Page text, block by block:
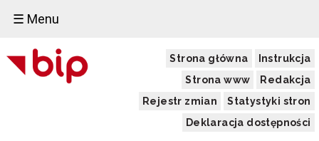
☰ Menu
Strona główna
Instrukcja
Strona www
Redakcja
Rejestr zmian
Statystyki stron
Deklaracja dostępności